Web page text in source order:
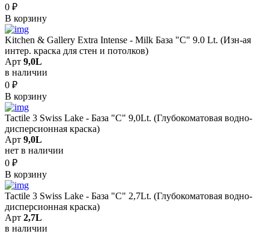
0 ₽
В корзину
Kitchen & Gallery Extra Intense - Milk База "C" 9.0 Lt. (Изн-ая
интер. краска для стен и потолков)
Арт 9,0L
в наличии
0 ₽
В корзину
Tactile 3 Swiss Lake - База "C" 9,0Lt. (Глубокоматовая водно-
дисперсионная краска)
Арт 9,0L
нет в наличии
0 ₽
В корзину
Tactile 3 Swiss Lake - База "C" 2,7Lt. (Глубокоматовая водно-
дисперсионная краска)
Арт 2,7L
в наличии